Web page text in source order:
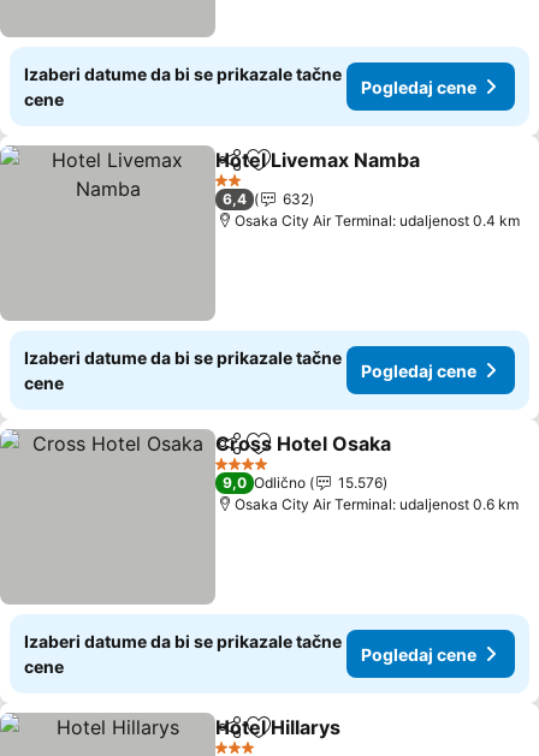
Izaberi datume da bi se prikazale tačne
cene
Pogledaj cene
Deli Dodati u favorite
Hotel Livemax Namba
2 Zvezdice
6,4
632
Osaka City Air Terminal: udaljenost 0.4 km
Izaberi datume da bi se prikazale tačne
cene
Pogledaj cene
Deli Dodati u favorite
Cross Hotel Osaka
4 Zvezdice
9,0 Odlično
15.576
Osaka City Air Terminal: udaljenost 0.6 km
Izaberi datume da bi se prikazale tačne
cene
Pogledaj cene
Deli Dodati u favorite
Hotel Hillarys